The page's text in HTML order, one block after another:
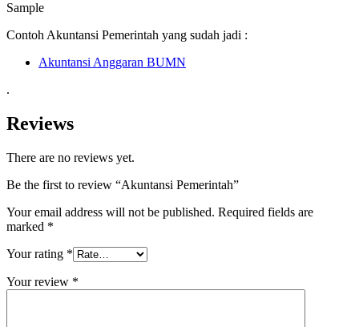
Sample
Contoh Akuntansi Pemerintah yang sudah jadi :
Akuntansi Anggaran BUMN
.
Reviews
There are no reviews yet.
Be the first to review “Akuntansi Pemerintah”
Your email address will not be published. Required fields are
marked *
Your rating *
Your review *